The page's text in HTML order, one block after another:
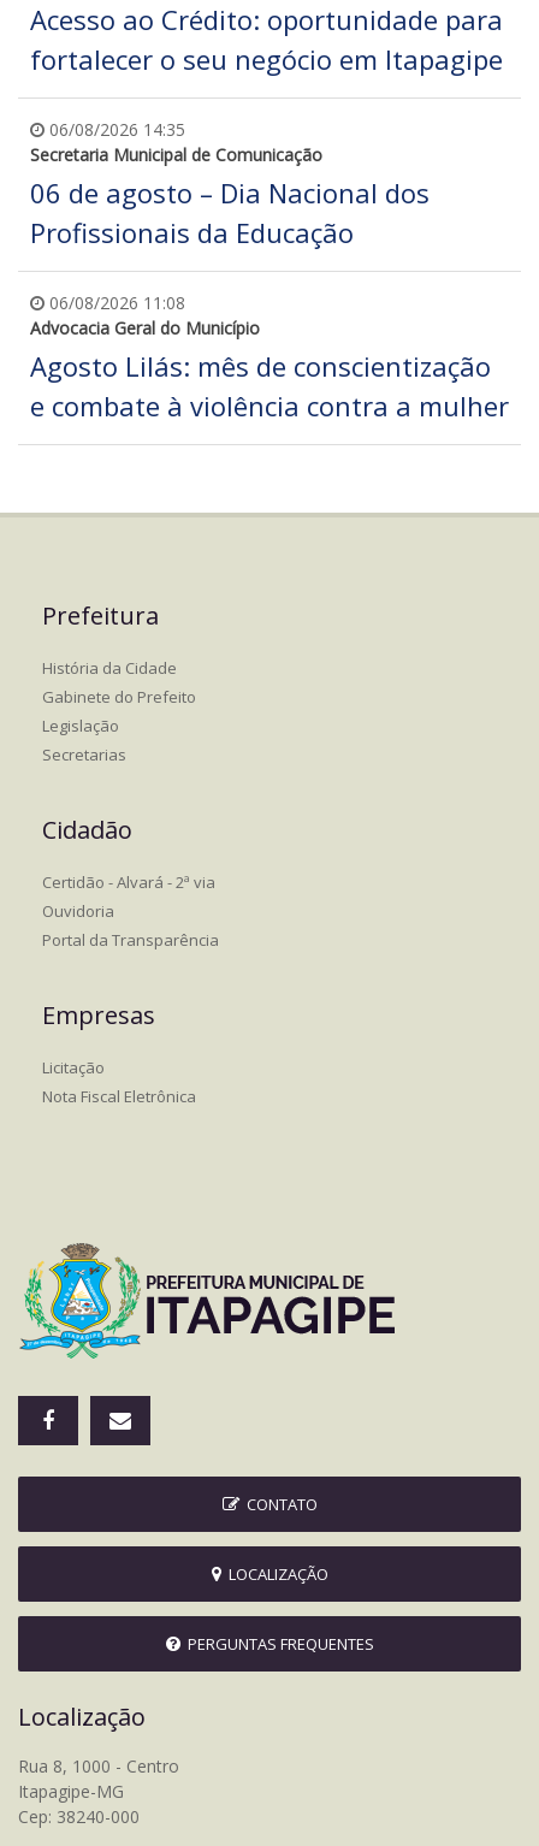
Acesso ao Crédito: oportunidade para
fortalecer o seu negócio em Itapagipe
06/08/2026 14:35
Secretaria Municipal de Comunicação
06 de agosto – Dia Nacional dos
Profissionais da Educação
06/08/2026 11:08
Advocacia Geral do Município
Agosto Lilás: mês de conscientização
e combate à violência contra a mulher
Prefeitura
História da Cidade
Gabinete do Prefeito
Legislação
Secretarias
Cidadão
Certidão - Alvará - 2ª via
Ouvidoria
Portal da Transparência
Empresas
Licitação
Nota Fiscal Eletrônica
CONTATO
LOCALIZAÇÃO
PERGUNTAS FREQUENTES
Localização
Rua 8, 1000 - Centro
Itapagipe-MG
Cep: 38240-000